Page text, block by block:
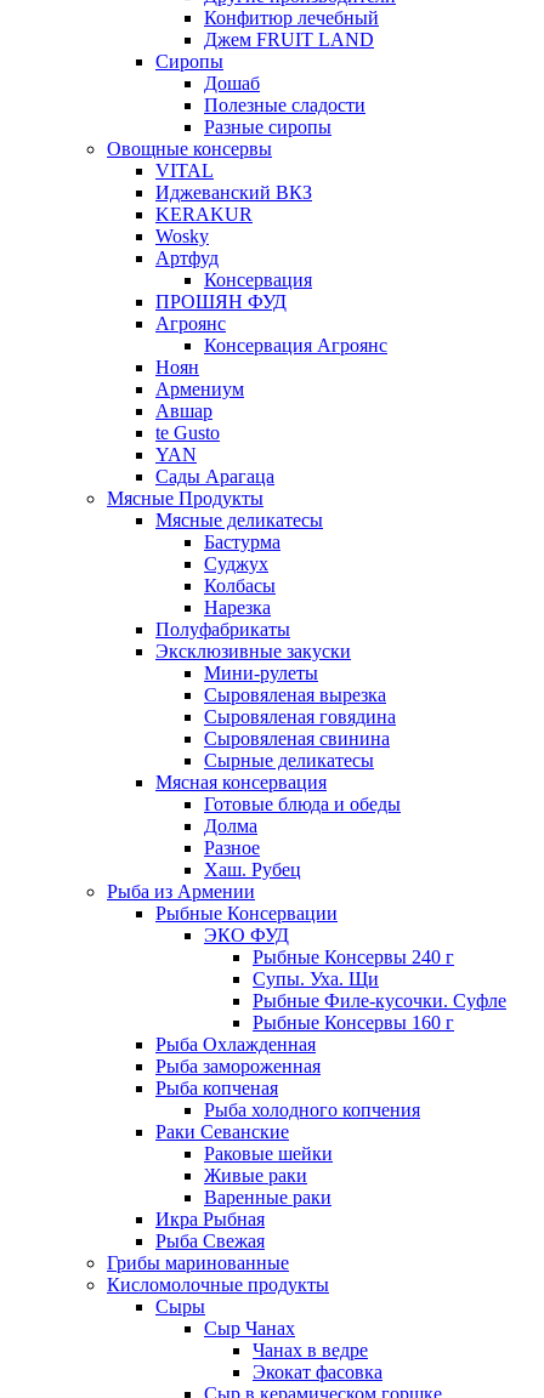
Конфитюр лечебный
Джем FRUIT LAND
Сиропы
Дошаб
Полезные сладости
Разные сиропы
Овощные консервы
VITAL
Иджеванский ВКЗ
KERAKUR
Wosky
Артфуд
Консервация
ПРОШЯН ФУД
Агроянс
Консервация Агроянс
Ноян
Армениум
Авшар
te Gusto
YAN
Сады Арагаца
Мясные Продукты
Мясные деликатесы
Бастурма
Суджух
Колбасы
Нарезка
Полуфабрикаты
Эксклюзивные закуски
Мини-рулеты
Сыровяленая вырезка
Сыровяленая говядина
Сыровяленая свинина
Сырные деликатесы
Мясная консервация
Готовые блюда и обеды
Долма
Разное
Хаш. Рубец
Рыба из Армении
Рыбные Консервации
ЭКО ФУД
Рыбные Консервы 240 г
Супы. Уха. Щи
Рыбные Филе-кусочки. Суфле
Рыбные Консервы 160 г
Рыба Охлажденная
Рыба замороженная
Рыба копченая
Рыба холодного копчения
Раки Севанские
Раковые шейки
Живые раки
Варенные раки
Икра Рыбная
Рыба Свежая
Грибы маринованные
Кисломолочные продукты
Сыры
Сыр Чанах
Чанах в ведре
Экокат фасовка
Сыр в керамическом горшке